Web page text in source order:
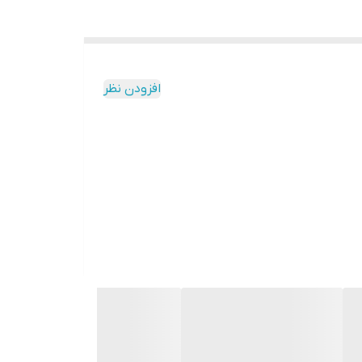
افزودن نظر